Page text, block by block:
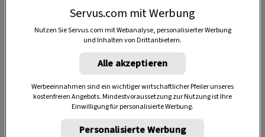
1:05 Stunden
Servus.com mit Werbung
Nutzen Sie Servus.com mit Webanalyse, personalisierter Werbung
und Inhalten von Drittanbietern.
Alle akzeptieren
Werbeeinnahmen sind ein wichtiger wirtschaftlicher Pfeiler unseres
kostenfreien Angebots. Mindestvoraussetzung zur Nutzung ist Ihre
Einwilligung für personalisierte Werbung.
Personalisierte Werbung